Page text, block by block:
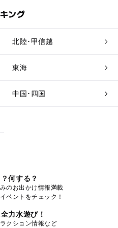
ング
北陸･甲信越
東海
中国･四国
何する？
のお出かけ情報満載
ベントをチェック！
力水遊び！
クション情報など